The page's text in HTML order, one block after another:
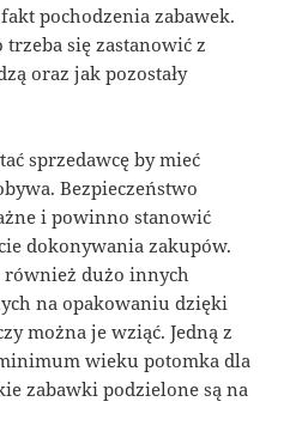
pochodzenia zabawek.
trzeba się zastanowić z
oraz jak pozostały
sprzedawcę by mieć
Bezpieczeństwo
i powinno stanowić
dokonywania zakupów.
dużo innych
na opakowaniu dzięki
można je wziąć. Jedną z
wieku potomka dla
zabawki podzielone są na